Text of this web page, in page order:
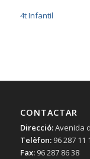
4t Infantil
CONTACTAR
Direcció:Avenida
Telèfon:96 287 11
Fax:96 287 86 38